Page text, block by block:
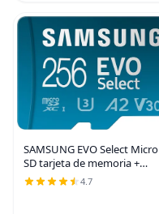
SAMSUNG EVO Select Micro
SD tarjeta de memoria +
adaptador, 256 GB
microSDXC 130 MB/s Full HD
4.7